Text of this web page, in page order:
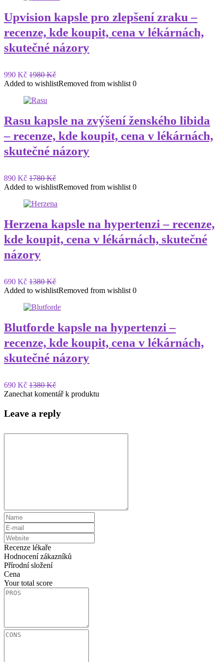
Upvision kapsle pro zlepšení zraku –
recenze, kde koupit, cena v lékárnách,
skutečné názory
990 Kč 1980 Kč
Added to wishlistRemoved from wishlist 0
Rasu kapsle na zvýšení ženského libida
– recenze, kde koupit, cena v lékárnách,
skutečné názory
890 Kč 1780 Kč
Added to wishlistRemoved from wishlist 0
Herzena kapsle na hypertenzi – recenze,
kde koupit, cena v lékárnách, skutečné
názory
690 Kč 1380 Kč
Added to wishlistRemoved from wishlist 0
Blutforde kapsle na hypertenzi –
recenze, kde koupit, cena v lékárnách,
skutečné názory
690 Kč 1380 Kč
Zanechat komentář k produktu
Leave a reply
Recenze lékaře
Hodnocení zákazníků
Přírodní složení
Cena
Your total score